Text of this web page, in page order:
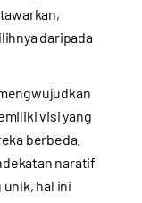
daripada
visi yang
berbeda.
naratif
hal ini